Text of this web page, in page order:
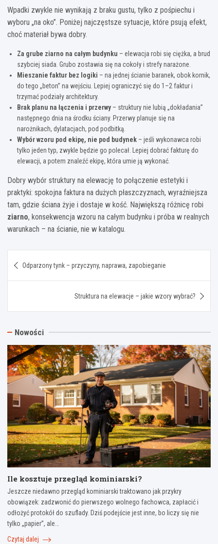
Wpadki zwykle nie wynikają z braku gustu, tylko z pośpiechu i
wyboru „na oko”. Poniżej najczęstsze sytuacje, które psują efekt,
choć materiał bywa dobry.
Za grube ziarno na całym budynku – elewacja robi się ciężka, a brud
szybciej siada. Grubo zostawia się na cokoły i strefy narażone.
Mieszanie faktur bez logiki – na jednej ścianie baranek, obok kornik,
do tego „beton” na wejściu. Lepiej ograniczyć się do 1–2 faktur i
trzymać podziały architektury.
Brak planu na łączenia i przerwy– struktury nie lubią „dokładania”
następnego dnia na środku ściany. Przerwy planuje się na
narożnikach, dylatacjach, pod podbitką.
Wybór wzoru pod ekipę, nie pod budynek – jeśli wykonawca robi
tylko jeden typ, zwykle będzie go polecał. Lepiej dobrać fakturę do
elewacji, a potem znaleźć ekipę, która umie ją wykonać.
Dobry wybór struktury na elewację to połączenie estetyki i
praktyki: spokojna faktura na dużych płaszczyznach, wyraźniejsza
tam, gdzie ściana żyje i dostaje w kość. Największą różnicę robi
ziarno, konsekwencja wzoru na całym budynku i próba w realnych
warunkach – na ścianie, nie w katalogu.
wpisu
Odparzony tynk – przyczyny, naprawa, zapobieganie
Struktura na elewacje – jakie wzory wybrać?
Nowości
Ile kosztuje przegląd kominiarski?
Jeszcze niedawno przegląd kominiarski traktowano jak przykry
obowiązek: zadzwonić do pierwszego wolnego fachowca, zapłacić i
odłożyć protokół do szuflady. Dziś podejście jest inne, bo liczy się nie
tylko „papier”, ale…
Czytaj dalej